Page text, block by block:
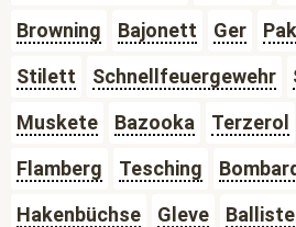
Browning
Bajonett Ger Pak
Stilett
Schnellfeuergewehr
Muskete
Bazooka Terzerol
Flamberg
Tesching
Hakenbüchse
Gleve Balliste